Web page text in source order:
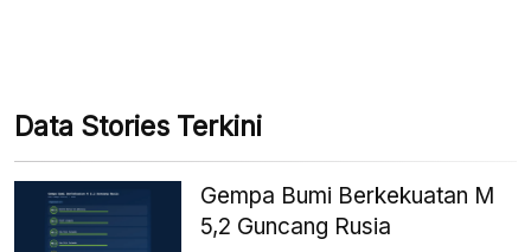
Data Stories Terkini
Gempa Bumi Berkekuatan M
5,2 Guncang Rusia